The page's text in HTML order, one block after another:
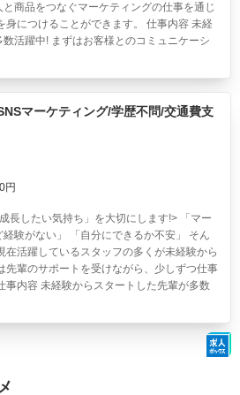
商品をつなぐマーケティングの仕事を通じ
身につけることができます。 仕事内容 未経
活躍中! まずはお客様とのコミュニケーシ
マーケティング/学歴不問/交通費支
円
長したい気持ち」を大切にします!> 「マー
験がない」 「自分にできるか不安」 そん
在活躍しているスタッフの多くが未経験から
先輩のサポートを受けながら、少しずつ仕事
事内容 未経験からスタートした先輩が多数